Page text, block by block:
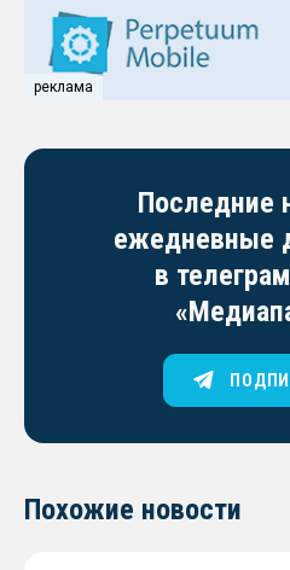
реклама
Последние
ежедневные
в
Похожие новости